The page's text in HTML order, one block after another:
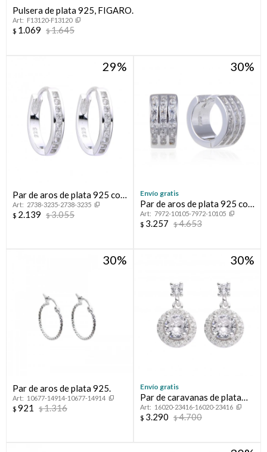
Pulsera de plata 925, FIGARO.
F13120-F13120
$ 1.069 $1.645
29
Par de aros de plata 925 con
circonias.
2738-3235-2738-3235
$ 2.139 $3.055
30
Envío gratis
Par de aros de plata 925 con
circonias.
7972-10105-7972-10105
$ 3.257 $4.653
30
Par de aros de plata 925.
10677-14914-10677-14914
$ 921 $1.316
30
Envío gratis
Par de caravanas de plata
925 con circonias.
16020-23416-16020-23416
$ 3.290 $4.700
Compromiso